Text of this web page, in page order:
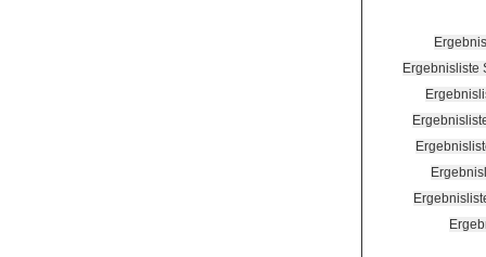
Ergebnisliste